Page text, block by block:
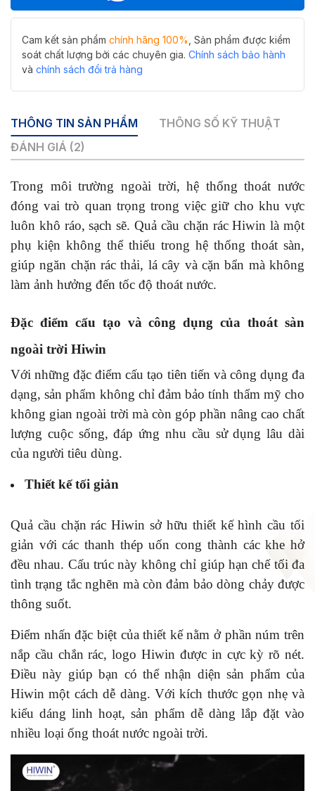
phi
số
lượng
Cam kết sản phẩm chính hãng 100% , Sản phẩm được kiểm
soát chất lượng bởi các chuyên gia. Chính sách bảo hành
và chính sách đổi trả hàng
THÔNG TIN SẢN PHẨM
THÔNG SỐ KỸ THUẬT
ĐÁNH GIÁ (2)
Trong môi trường ngoài trời, hệ thống thoát nước
đóng vai trò quan trọng trong việc giữ cho khu vực
luôn khô ráo, sạch sẽ. Quả cầu chặn rác Hiwin là một
phụ kiện không thể thiếu trong hệ thống thoát sàn,
giúp ngăn chặn rác thải, lá cây và cặn bẩn mà không
làm ảnh hưởng đến tốc độ thoát nước.
Đặc điểm cấu tạo và công dụng của thoát sàn
ngoài trời Hiwin
Với những đặc điểm cấu tạo tiên tiến và công dụng đa
dạng, sản phẩm không chỉ đảm bảo tính thẩm mỹ cho
không gian ngoài trời mà còn góp phần nâng cao chất
lượng cuộc sống, đáp ứng nhu cầu sử dụng lâu dài
của người tiêu dùng.
Thiết kế tối giản
Quả cầu chặn rác Hiwin sở hữu thiết kế hình cầu tối
giản với các thanh thép uốn cong thành các khe hở
đều nhau. Cấu trúc này không chỉ giúp hạn chế tối đa
tình trạng tắc nghẽn mà còn đảm bảo dòng chảy được
thông suốt.
Điểm nhấn đặc biệt của thiết kế nằm ở phần núm trên
nắp cầu chắn rác, logo Hiwin được in cực kỳ rõ nét.
Điều này giúp bạn có thể nhận diện sản phẩm của
Hiwin một cách dễ dàng. Với kích thước gọn nhẹ và
kiểu dáng linh hoạt, sản phẩm dễ dàng lắp đặt vào
nhiều loại ống thoát nước ngoài trời.